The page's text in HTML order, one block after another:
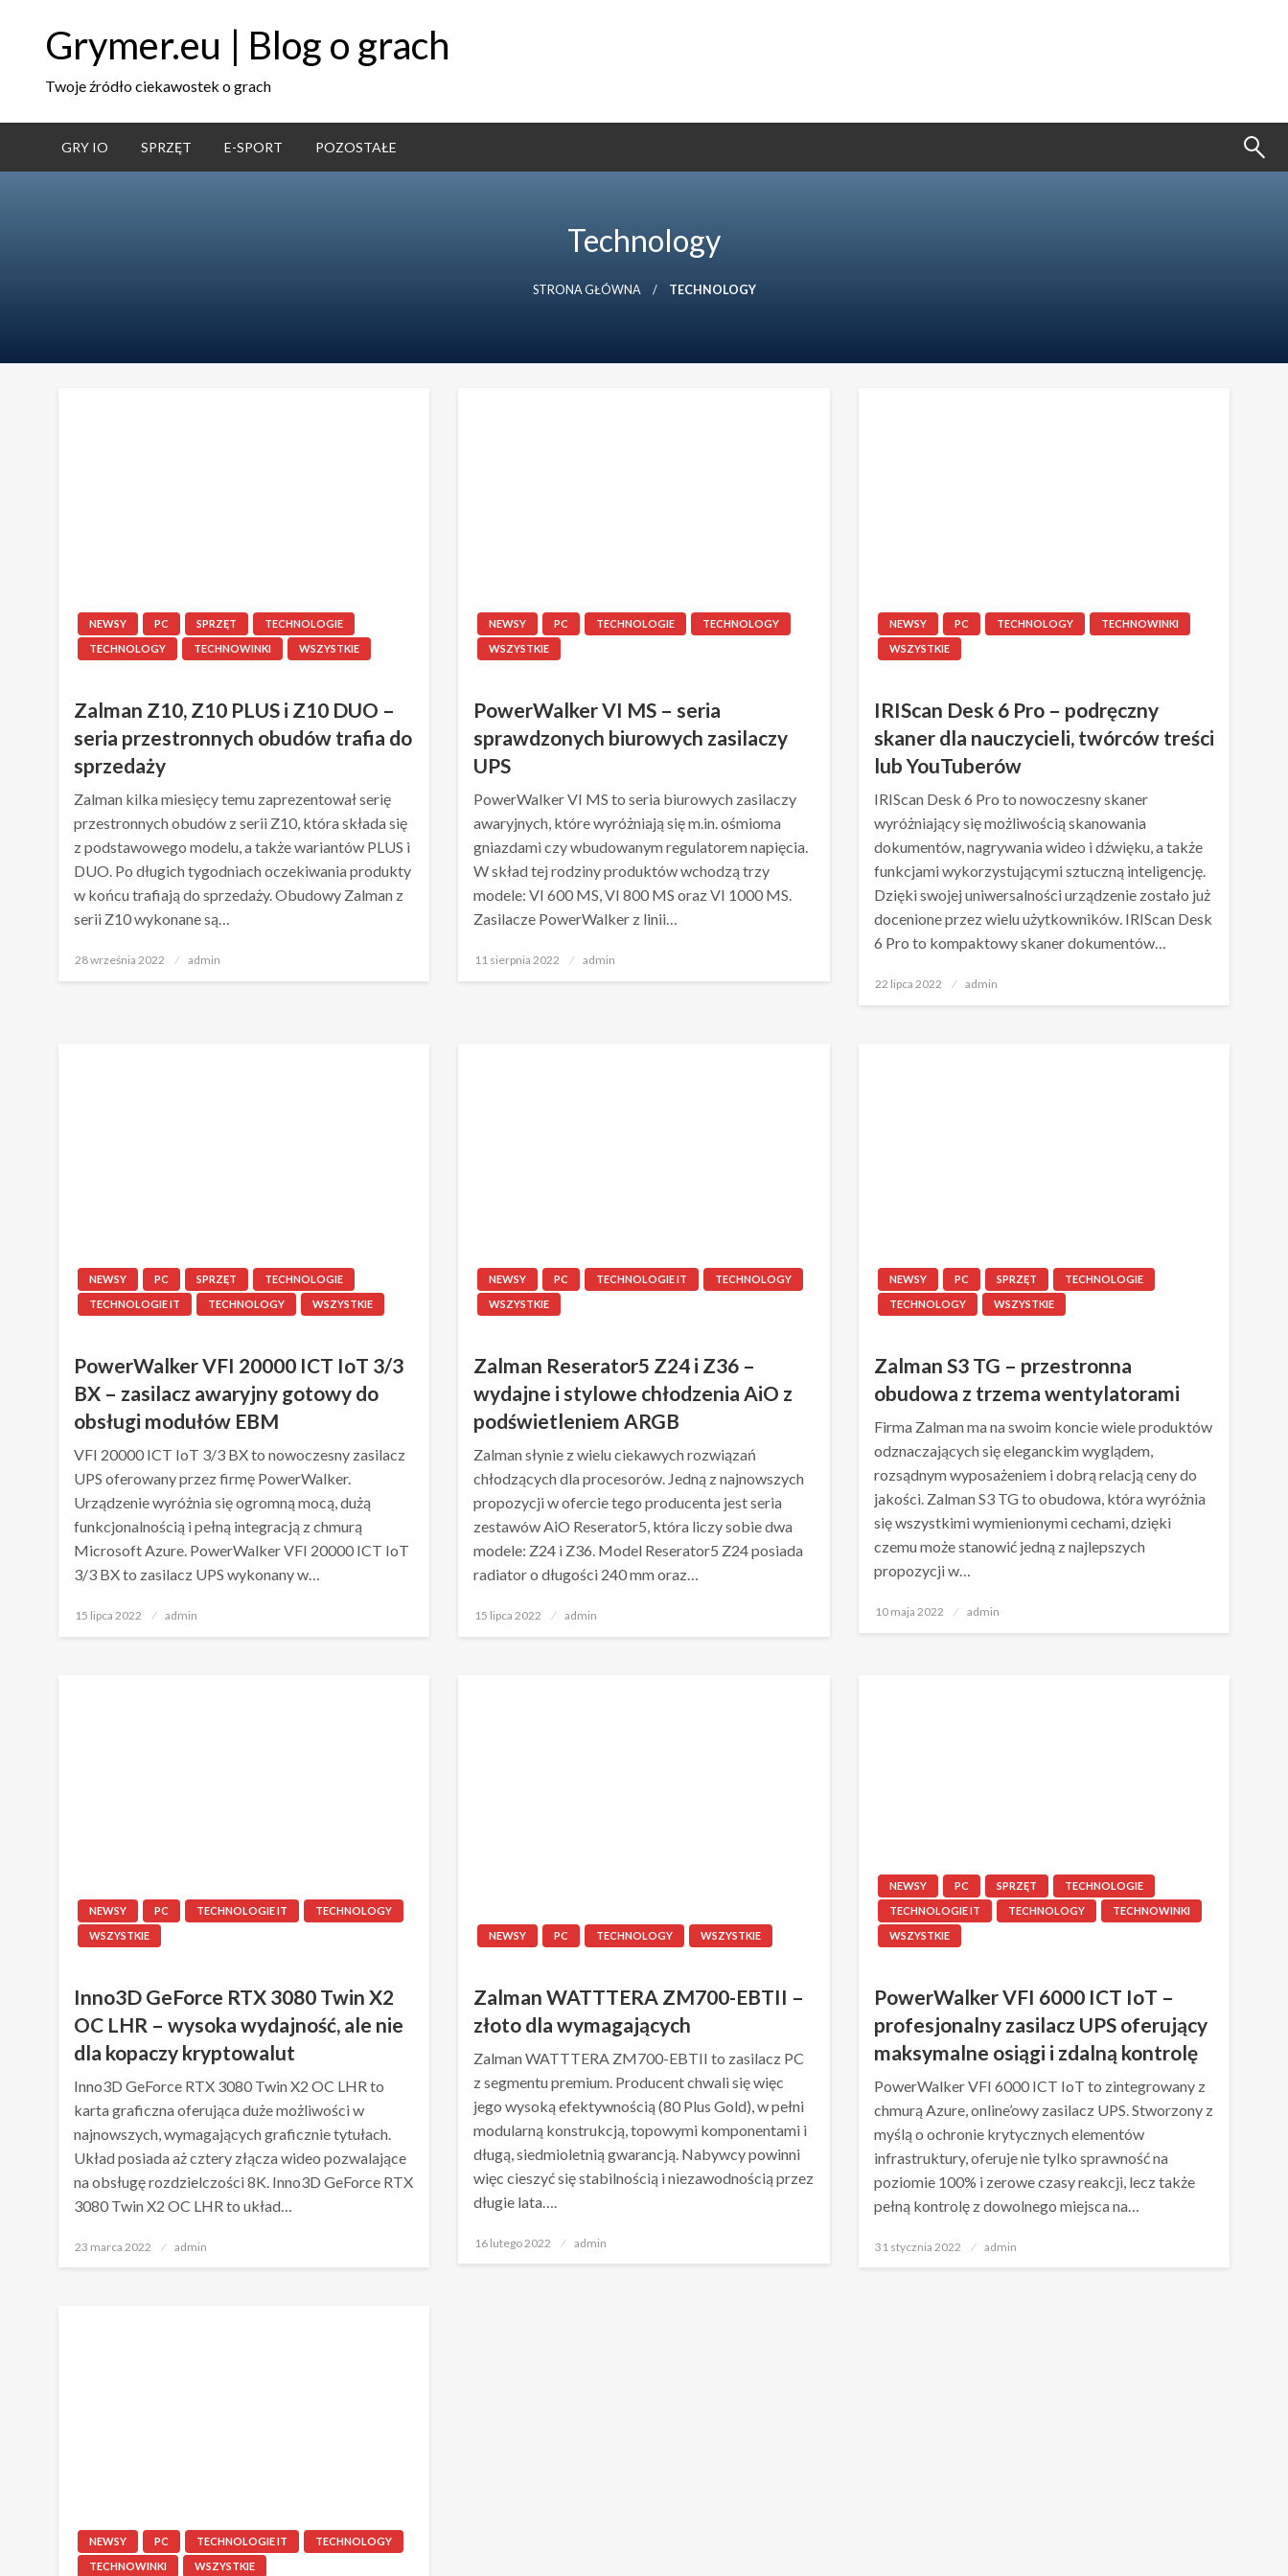
Grymer.eu | Blog o grach
Twoje źródło ciekawostek o grach
GRY IO SPRZĘT E-SPORT POZOSTAŁE
Technology
STRONA GŁÓWNA TECHNOLOGY
NEWSY PC SPRZĘT
TECHNOLOGIE
TECHNOLOGY
TECHNOWINKI WSZYSTKIE
Zalman Z10, Z10 PLUS i Z10 DUO –
seria przestronnych obudów trafia do
sprzedaży
Zalman kilka miesięcy temu zaprezentował serię
przestronnych obudów z serii Z10, która składa się
z podstawowego modelu, a także wariantów PLUS i
DUO. Po długich tygodniach oczekiwania produkty
w końcu trafiają do sprzedaży. Obudowy Zalman z
serii Z10 wykonane są…
Napisano
28 września 2022 admin
NEWSY PC TECHNOLOGIE
TECHNOLOGY
WSZYSTKIE
PowerWalker VI MS – seria
sprawdzonych biurowych zasilaczy
UPS
PowerWalker VI MS to seria biurowych zasilaczy
awaryjnych, które wyróżniają się m.in. ośmioma
gniazdami czy wbudowanym regulatorem napięcia.
W skład tej rodziny produktów wchodzą trzy
modele: VI 600 MS, VI 800 MS oraz VI 1000 MS.
Zasilacze PowerWalker z linii…
Napisano
11 sierpnia 2022 admin
NEWSY PC TECHNOLOGY
TECHNOWINKI
WSZYSTKIE
IRIScan Desk 6 Pro – podręczny
skaner dla nauczycieli, twórców treści
lub YouTuberów
IRIScan Desk 6 Pro to nowoczesny skaner
wyróżniający się możliwością skanowania
dokumentów, nagrywania wideo i dźwięku, a także
funkcjami wykorzystującymi sztuczną inteligencję.
Dzięki swojej uniwersalności urządzenie zostało już
docenione przez wielu użytkowników. IRIScan Desk
6 Pro to kompaktowy skaner dokumentów…
Napisano
22 lipca 2022 admin
NEWSY PC SPRZĘT
TECHNOLOGIE
TECHNOLOGIE IT
TECHNOLOGY WSZYSTKIE
PowerWalker VFI 20000 ICT IoT 3/3
BX – zasilacz awaryjny gotowy do
obsługi modułów EBM
VFI 20000 ICT IoT 3/3 BX to nowoczesny zasilacz
UPS oferowany przez firmę PowerWalker.
Urządzenie wyróżnia się ogromną mocą, dużą
funkcjonalnością i pełną integracją z chmurą
Microsoft Azure. PowerWalker VFI 20000 ICT IoT
3/3 BX to zasilacz UPS wykonany w…
Napisano
15 lipca 2022 admin
NEWSY PC TECHNOLOGIE IT
TECHNOLOGY
WSZYSTKIE
Zalman Reserator5 Z24 i Z36 –
wydajne i stylowe chłodzenia AiO z
podświetleniem ARGB
Zalman słynie z wielu ciekawych rozwiązań
chłodzących dla procesorów. Jedną z najnowszych
propozycji w ofercie tego producenta jest seria
zestawów AiO Reserator5, która liczy sobie dwa
modele: Z24 i Z36. Model Reserator5 Z24 posiada
radiator o długości 240 mm oraz…
Napisano
15 lipca 2022 admin
NEWSY PC SPRZĘT
TECHNOLOGIE
TECHNOLOGY
WSZYSTKIE
Zalman S3 TG – przestronna
obudowa z trzema wentylatorami
Firma Zalman ma na swoim koncie wiele produktów
odznaczających się eleganckim wyglądem,
rozsądnym wyposażeniem i dobrą relacją ceny do
jakości. Zalman S3 TG to obudowa, która wyróżnia
się wszystkimi wymienionymi cechami, dzięki
czemu może stanowić jedną z najlepszych
propozycji w…
Napisano
10 maja 2022 admin
NEWSY PC TECHNOLOGIE IT
TECHNOLOGY
WSZYSTKIE
Inno3D GeForce RTX 3080 Twin X2
OC LHR – wysoka wydajność, ale nie
dla kopaczy kryptowalut
Inno3D GeForce RTX 3080 Twin X2 OC LHR to
karta graficzna oferująca duże możliwości w
najnowszych, wymagających graficznie tytułach.
Układ posiada aż cztery złącza wideo pozwalające
na obsługę rozdzielczości 8K. Inno3D GeForce RTX
3080 Twin X2 OC LHR to układ…
Napisano
23 marca 2022 admin
NEWSY PC TECHNOLOGY WSZYSTKIE
Zalman WATTTERA ZM700-EBTII –
złoto dla wymagających
Zalman WATTTERA ZM700-EBTII to zasilacz PC
z segmentu premium. Producent chwali się więc
jego wysoką efektywnością (80 Plus Gold), w pełni
modularną konstrukcją, topowymi komponentami i
długą, siedmioletnią gwarancją. Nabywcy powinni
więc cieszyć się stabilnością i niezawodnością przez
długie lata….
Napisano
16 lutego 2022 admin
NEWSY PC SPRZĘT
TECHNOLOGIE
TECHNOLOGIE IT
TECHNOLOGY
TECHNOWINKI
WSZYSTKIE
PowerWalker VFI 6000 ICT IoT –
profesjonalny zasilacz UPS oferujący
maksymalne osiągi i zdalną kontrolę
PowerWalker VFI 6000 ICT IoT to zintegrowany z
chmurą Azure, online’owy zasilacz UPS. Stworzony z
myślą o ochronie krytycznych elementów
infrastruktury, oferuje nie tylko sprawność na
poziomie 100% i zerowe czasy reakcji, lecz także
pełną kontrolę z dowolnego miejsca na…
Napisano
31 stycznia 2022 admin
NEWSY PC TECHNOLOGIE IT
TECHNOLOGY
TECHNOWINKI
WSZYSTKIE